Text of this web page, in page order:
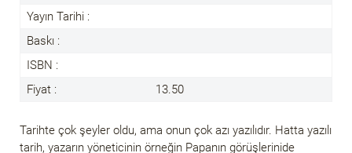
Yayın Tarihi :
Baskı :
ISBN :
Fiyat :
13.50
Tarihte çok şeyler oldu, ama onun çok azı yazılıdır. Hatta yazılı
tarih, yazarın yöneticinin örneğin Papanın görüşlerinide